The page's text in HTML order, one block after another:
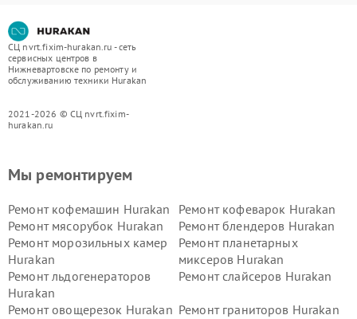
СЦ nvrt.fixim-hurakan.ru - сеть
сервисных центров в
Нижневартовске по ремонту и
обслуживанию техники Hurakan
2021-2026 © СЦ nvrt.fixim-
hurakan.ru
Мы ремонтируем
Ремонт кофемашин Hurakan
Ремонт кофеварок Hurakan
Ремонт мясорубок Hurakan
Ремонт блендеров Hurakan
Ремонт морозильных камер
Hurakan
Ремонт планетарных
миксеров Hurakan
Ремонт льдогенераторов
Hurakan
Ремонт слайсеров Hurakan
Ремонт овощерезок Hurakan Ремонт граниторов Hurakan